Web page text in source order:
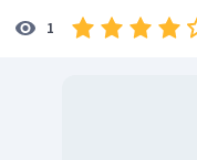
militer untuk
lawannya.Jadi
1